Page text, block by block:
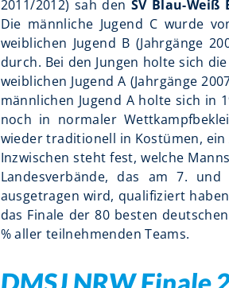
2011/2012) sah den SV Blau-Weiß
Die männliche Jugend C wurde
weiblichen Jugend B (Jahrgänge
durch. Bei den Jungen holte sich die
weiblichen Jugend A (Jahrgänge
männlichen Jugend A holte sich in
noch in normaler
wieder traditionell in Kostümen,
Inzwischen steht fest, welche
Landesverbände, das am 7.
ausgetragen wird, qualifiziert
das Finale der 80 besten
% aller teilnehmenden Teams.
DMSJ NRW Finale